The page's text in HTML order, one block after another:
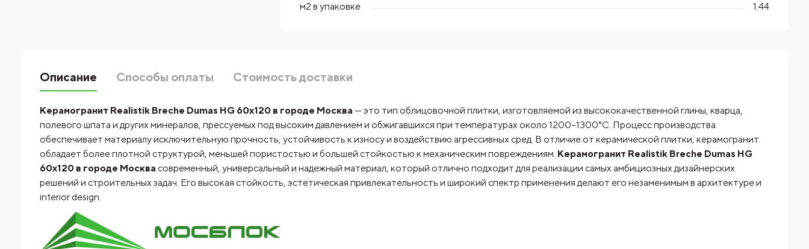
м2 в упаковке
1.44
Описание Способы оплаты Стоимость доставки
Керамогранит Realistik Breche Dumas HG 60x120 в городе Москва — это тип облицовочной плитки, изготовляемой из высококачественной глины, кварца,
полевого шпата и других минералов, прессуемых под высоким давлением и обжигавшихся при температурах около 1200–1300°C. Процесс производства
обеспечивает материалу исключительную прочность, устойчивость к износу и воздействию агрессивных сред. В отличие от керамической плитки, керамогранит
обладает более плотной структурой, меньшей пористостью и большей стойкостью к механическим повреждениям. Керамогранит Realistik Breche Dumas HG
60x120 в городе Москва современный, универсальный и надежный материал, который отлично подходит для реализации самых амбициозных дизайнерских
решений и строительных задач. Его высокая стойкость, эстетическая привлекательность и широкий спектр применения делают его незаменимым в архитектуре и
interior design.